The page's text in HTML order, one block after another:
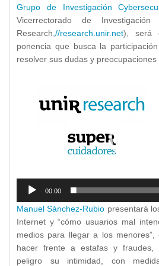
Grupo de Investigación
Vicerrectorado de
Research,//research.unir.net), será
ponencia que busca la
resolver sus dudas y
00:00
Manuel Sánchez-Rubio presentará
Internet y “cómo usuarios mal
medios para llegar a los menores”,
hacer frente a estafas y fraudes,
peligro su intimidad, con